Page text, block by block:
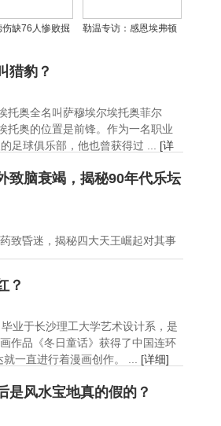
伤缺76人惨败掘
迷狂嘘
勒温专访：感恩埃弗顿
猎豹？
托奥全名叫萨穆埃尔埃托奥菲尔
托奥的位置是前锋。作为一名职业
足球俱乐部，他也曾获得过 ... [详
致脑衰竭，揭秘90年代乐坛
致昏迷，揭秘四大天王崛起对其事
？
业于长沙理工大学艺术设计系，是
作品《冬日童话》获得了中国连环
一直进行着漫画创作。 ... [详细]
是风水宝地真的假的？